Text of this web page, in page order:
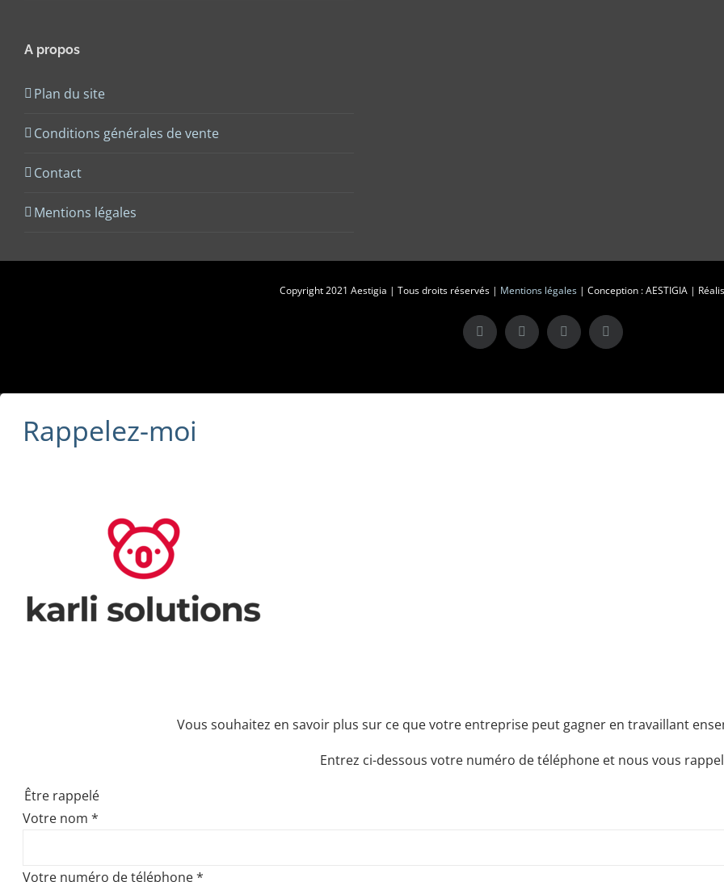
A propos
Plan du site
Conditions générales de vente
Contact
Mentions légales
Copyright 2021 Aestigia | Tous droits réservés | Mentions légales| Conception : AESTIGIA |
X LinkedInInstagramFacebook
Rappelez-moi
Vous souhaitez en savoir plus sur ce que votre entreprise peut gagner en travaillant
Entrez ci-dessous votre numéro de téléphone et nous vous
Être rappelé
Votre nom *
Votre numéro de téléphone*